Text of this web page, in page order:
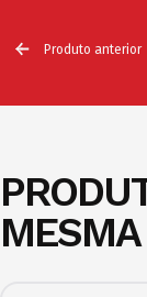
Produto anterior